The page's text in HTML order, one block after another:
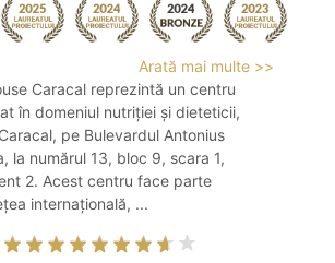
Arată mai multe >>
Caracal reprezintă un centru
în domeniul nutriției și dieteticii,
pe Bulevardul Antonius
la numărul 13, bloc 9, scara 1,
2. Acest centru face parte
internațională, ...